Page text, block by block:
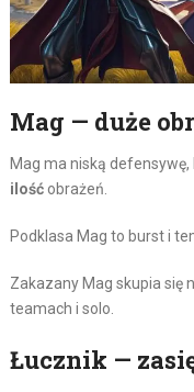
Mag — duże
Mag ma niską
ilośćobrażeń.
Podklasa Mag to burst i
Zakazany Mag skupia się
teamach i solo.
Łucznik —